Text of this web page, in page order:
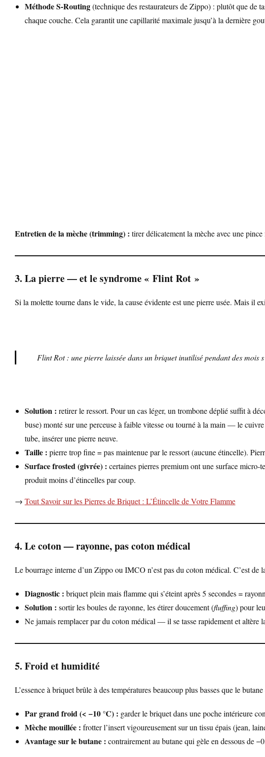
Méthode S-Routing(technique des restaurateurs de Zippo) : plutôt que de
chaque couche. Cela garantit une capillarité maximale jusqu’à la dernière
Entretien de la mèche (trimming) : tirer délicatement la mèche avec une
3. La pierre — et le syndrome « Flint Rot »
Si la molette tourne dans le vide, la cause évidente est une pierre usée. Mais il
Flint Rot : une pierre laissée dans un briquet inutilisé pendant des mois
Solution : retirer le ressort. Pour un cas léger, un trombone déplié suffit à
buse) monté sur une perceuse à faible vitesse ou tourné à la main — le
tube, insérer une pierre neuve.
Taille : pierre trop fine = pas maintenue par le ressort (aucune étincelle).
Surface frosted (givrée) : certaines pierres premium ont une surface
produit moins d’étincelles par coup.
→ Tout Savoir sur les Pierres de Briquet : L’Étincelle de Votre Flamme
4. Le coton — rayonne, pas coton médical
Le bourrage interne d’un Zippo ou IMCO n’est pas du coton médical. C’est de
Diagnostic : briquet plein mais flamme qui s’éteint après 5 secondes =
Solution : sortir les boules de rayonne, les étirer doucement (fluffing) pour
Ne jamais remplacer par du coton médical — il se tasse rapidement et altère
5. Froid et humidité
L’essence à briquet brûle à des températures beaucoup plus basses que le
Par grand froid (< −10 °C) : garder le briquet dans une poche intérieure
Mèche mouillée : frotter l’insert vigoureusement sur un tissu épais (jean,
Avantage sur le butane : contrairement au butane qui gèle en dessous de